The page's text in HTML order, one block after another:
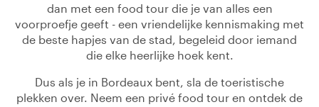
dan met een food tour die je van alles een
voorproefje geeft - een vriendelijke kennismaking met
de beste hapjes van de stad, begeleid door iemand
die elke heerlijke hoek kent.
Dus als je in Bordeaux bent, sla de toeristische
plekken over. Neem een privé food tour en ontdek de